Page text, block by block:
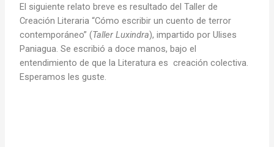
El siguiente relato breve es resultado del Taller de
Creación Literaria “Cómo escribir un cuento de terror
contemporáneo” (Taller Luxindra), impartido por Ulises
Paniagua. Se escribió a doce manos, bajo el
entendimiento de que la Literatura es creación colectiva.
Esperamos les guste.